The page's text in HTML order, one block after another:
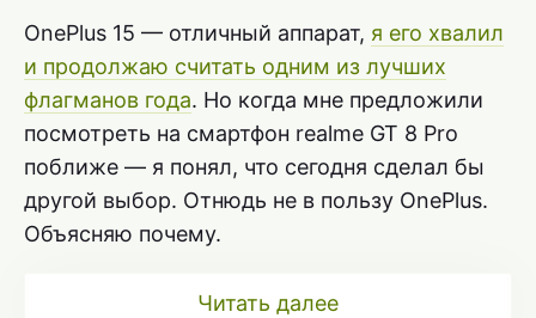
OnePlus 15 — отличный аппарат, я его хвалил
и продолжаю считать одним из лучших
флагманов года. Но когда мне предложили
посмотреть на смартфон realme GT 8 Pro
поближе — я понял, что сегодня сделал бы
другой выбор. Отнюдь не в пользу OnePlus.
Объясняю почему.
Читать далее